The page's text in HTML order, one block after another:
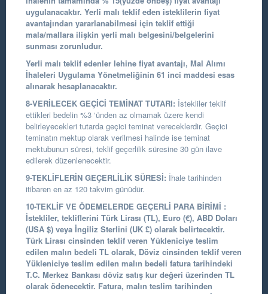
uygulanacaktır. Yerli malı teklif eden isteklilerin fiyat
avantajından yararlanabilmesi için teklif ettiği
mala/mallara ilişkin yerli malı belgesini/belgelerini
sunması zorunludur.
Yerli malı teklif edenler lehine fiyat avantajı, Mal Alımı
İhaleleri Uygulama Yönetmeliğinin 61 inci maddesi esas
alınarak hesaplanacaktır.
8-VERİLECEK GEÇİCİ TEMİNAT TUTARI: İstekliler teklif
ettikleri bedelin %3 ‘ünden az olmamak üzere kendi
belirleyecekleri tutarda geçici teminat vereceklerdir. Geçici
teminatın mektup olarak verilmesi halinde ise teminat
mektubunun süresi, teklif geçerlilik süresine 30 gün ilave
edilerek düzenlenecektir.
9-TEKLİFLERİN GEÇERLİLİK SÜRESİ: İhale tarihinden
itibaren en az 120 takvim günüdür.
10-TEKLİF VE ÖDEMELERDE GEÇERLİ PARA BİRİMİ :
İstekliler, tekliflerini Türk Lirası (TL), Euro (€), ABD Doları
(USA $) veya İngiliz Sterlini (UK £) olarak belirtecektir.
Türk Lirası cinsinden teklif veren Yükleniciye teslim
edilen malın bedeli TL olarak, Döviz cinsinden teklif veren
Yükleniciye teslim edilen malın bedeli fatura tarihindeki
T.C. Merkez Bankası döviz satış kur değeri üzerinden TL
olarak ödenecektir. Fatura, malın teslim tarihinden